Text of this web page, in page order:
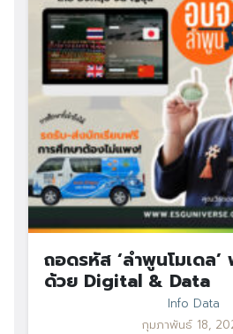
ถอดรหัส ‘ลำพูนโมเดล
ด้วย Digital & Data
Info Data
กุมภาพันธ์ 18,